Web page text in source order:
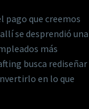
pago que creemos
se desprendió una
más
busca rediseñar
en lo que